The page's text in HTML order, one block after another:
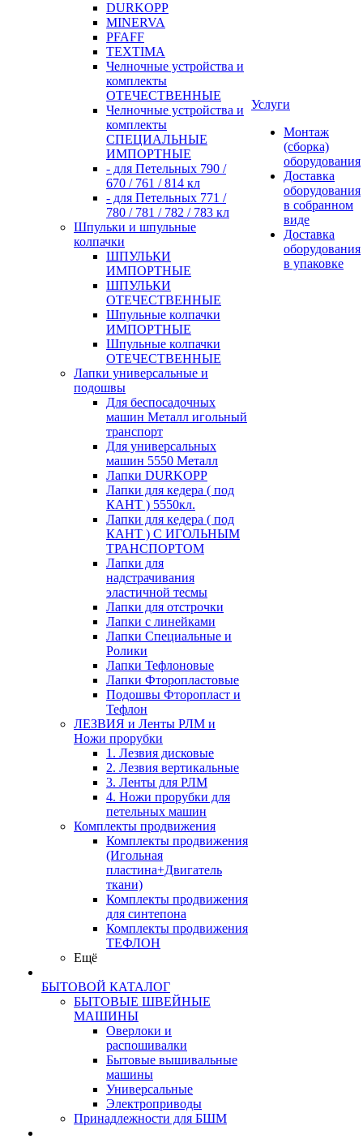
DURKOPP
MINERVA
PFAFF
TEXTIMA
Челночные устройства и
комплекты
ОТЕЧЕСТВЕННЫЕ
Челночные устройства и
комплекты
СПЕЦИАЛЬНЫЕ
ИМПОРТНЫЕ
- для Петельных 790 /
670 / 761 / 814 кл
- для Петельных 771 /
780 / 781 / 782 / 783 кл
Шпульки и шпульные
колпачки
ШПУЛЬКИ
ИМПОРТНЫЕ
ШПУЛЬКИ
ОТЕЧЕСТВЕННЫЕ
Шпульные колпачки
ИМПОРТНЫЕ
Шпульные колпачки
ОТЕЧЕСТВЕННЫЕ
Лапки универсальные и
подошвы
Для беспосадочных
машин Металл игольный
транспорт
Для универсальных
машин 5550 Металл
Лапки DURKOPP
Лапки для кедера ( под
КАНТ ) 5550кл.
Лапки для кедера ( под
КАНТ ) С ИГОЛЬНЫМ
ТРАНСПОРТОМ
Лапки для
надстрачивания
эластичной тесмы
Лапки для отстрочки
Лапки с линейками
Лапки Специальные и
Ролики
Лапки Тефлоновые
Лапки Фторопластовые
Подошвы Фторопласт и
Тефлон
ЛЕЗВИЯ и Ленты РЛМ и
Ножи прорубки
1. Лезвия дисковые
2. Лезвия вертикальные
3. Ленты для РЛМ
4. Ножи прорубки для
петельных машин
Комплекты продвижения
Комплекты продвижения
(Игольная
пластина+Двигатель
ткани)
Комплекты продвижения
для синтепона
Комплекты продвижения
ТЕФЛОН
Ещё
БЫТОВОЙ КАТАЛОГ
БЫТОВЫЕ ШВЕЙНЫЕ
МАШИНЫ
Оверлоки и
распошивалки
Бытовые вышивальные
машины
Универсальные
Электроприводы
Принадлежности для БШМ
Услуги
Монтаж
(сборка)
оборудования
Доставка
оборудования
в собранном
виде
Доставка
оборудования
в упаковке